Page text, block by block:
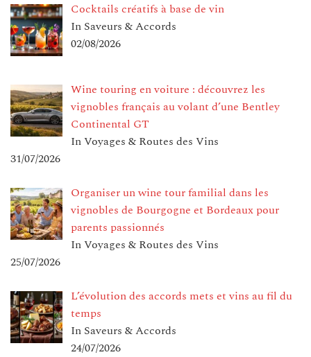
Cocktails créatifs à base de vin
In Saveurs & Accords
02/08/2026
Wine touring en voiture : découvrez les
vignobles français au volant d’une Bentley
Continental GT
In Voyages & Routes des Vins
31/07/2026
Organiser un wine tour familial dans les
vignobles de Bourgogne et Bordeaux pour
parents passionnés
In Voyages & Routes des Vins
25/07/2026
L’évolution des accords mets et vins au fil du
temps
In Saveurs & Accords
24/07/2026